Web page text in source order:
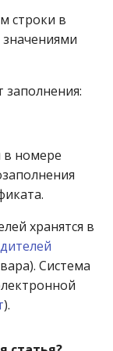
документов
приходов от
розничных цен
о
по группам
(Генератор)
7-МЗ, 11-МЗ
строки в
заполнения:
в номере
хранятся в
Система
).